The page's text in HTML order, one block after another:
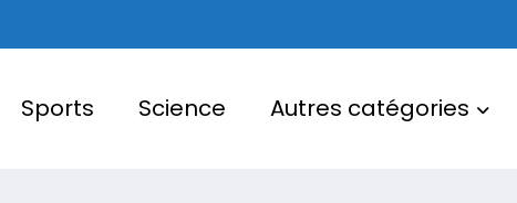
Sports Science Autres catégories